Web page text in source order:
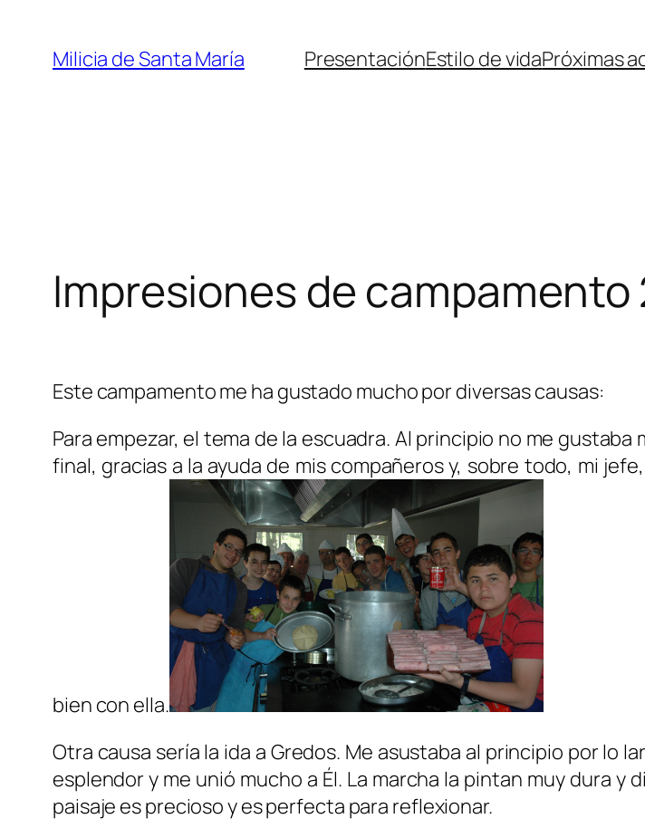
contenido
Milicia de Santa María PresentaciónEstilo de vidaPróximas
Impresiones de campamento
Este campamento me ha gustado mucho por diversas causas:
Para empezar, el tema de la escuadra. Al principio no me
final, gracias a la ayuda de mis compañeros y, sobre todo, mi
bien con ella.
Otra causa sería la ida a Gredos. Me asustaba al principio por lo
esplendor y me unió mucho a Él. La marcha la pintan muy dura
paisaje es precioso y es perfecta para reflexionar.